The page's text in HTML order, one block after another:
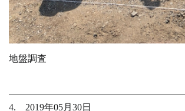
地盤調査
4. 2019年05月30日